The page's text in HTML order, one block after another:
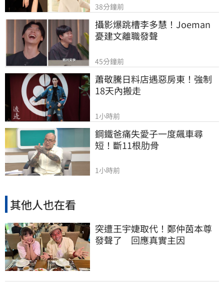
38分鐘前
攝影爆跳槽李多慧！Joeman
憂建文離職發聲
45分鐘前
蕭敬騰日料店遇惡房東！強制
18天內搬走
1小時前
鋼鐵爸痛失愛子一度飆車尋
短！斷11根肋骨
1小時前
其他人也在看
突遭王宇婕取代！鄭仲茵本尊
發聲了 回應真實主因